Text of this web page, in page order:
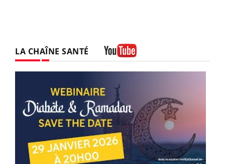
LA CHAÎNE SANTÉ